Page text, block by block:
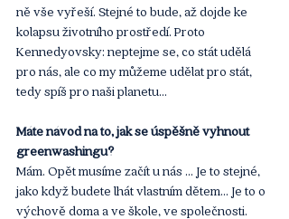
ně vše vyřeší. Stejné to bude, až dojde ke
kolapsu životního prostředí. Proto
Kennedyovsky: neptejme se, co stát udělá
pro nás, ale co my můžeme udělat pro stát,
tedy spíš pro naši planetu…
Máte návod na to, jak se úspěšně vyhnout
greenwashingu?
Mám. Opět musíme začít u nás … Je to stejné,
jako když budete lhát vlastním dětem… Je to o
výchově doma a ve škole, ve společnosti.